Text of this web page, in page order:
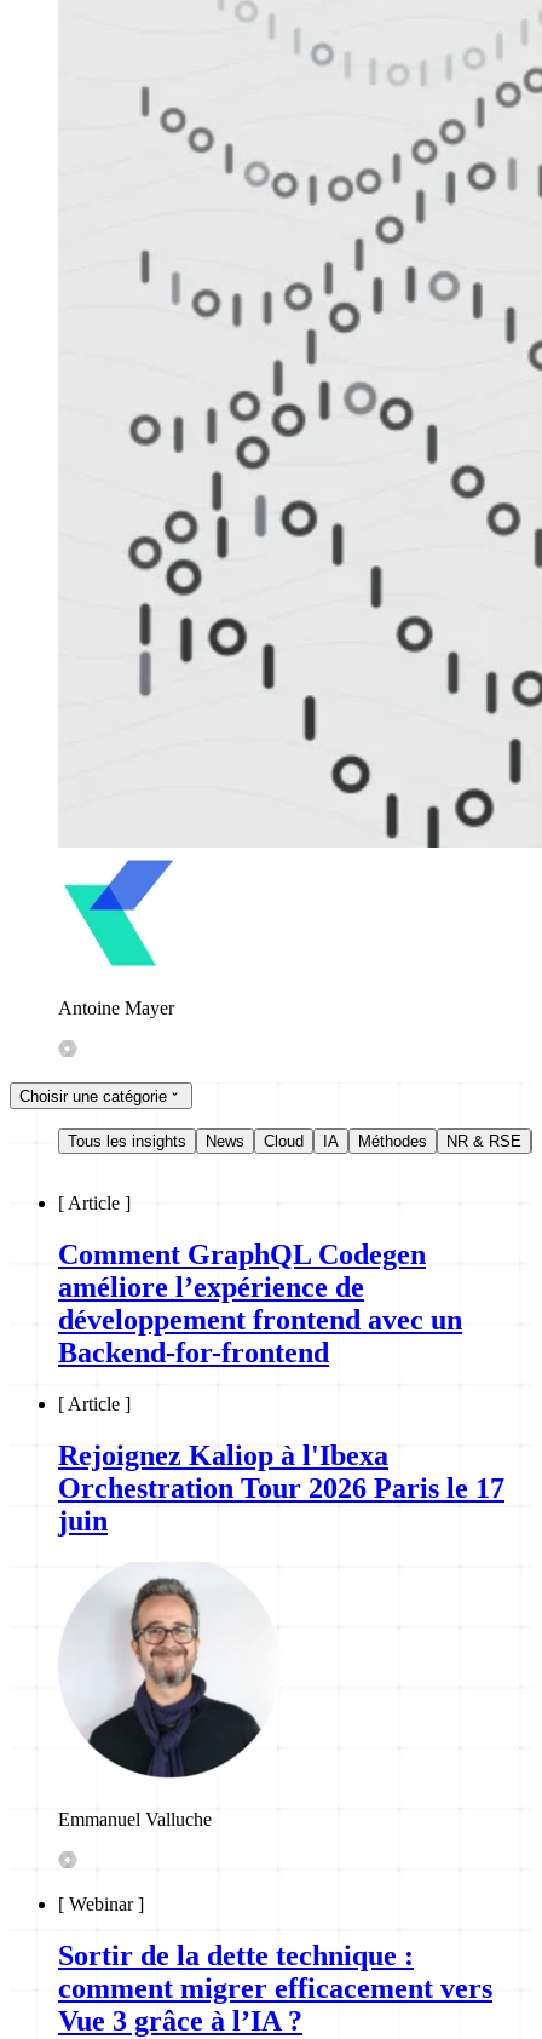
Antoine Mayer
Choisir une catégorie
Tous les insights News Cloud IA Méthodes NR & RSE
[ Article ]
Comment GraphQL Codegen
améliore l’expérience de
développement frontend avec un
Backend-for-frontend
[ Article ]
Rejoignez Kaliop à l'Ibexa
Orchestration Tour 2026 Paris le 17
juin
Emmanuel Valluche
[ Webinar]
Sortir de la dette technique :
comment migrer efficacement vers
Vue 3 grâce à l’IA ?